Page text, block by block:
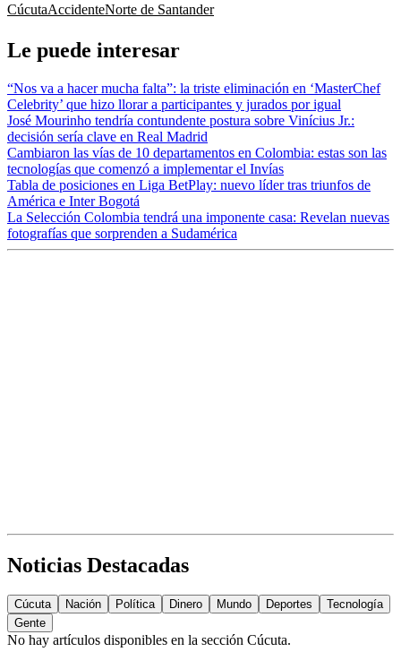
CúcutaAccidenteNorte de Santander
Le puede interesar
“Nos va a hacer mucha falta”: la triste eliminación en ‘MasterChef
Celebrity’ que hizo llorar a participantes y jurados por igual
José Mourinho tendría contundente postura sobre Vinícius Jr.:
decisión sería clave en Real Madrid
Cambiaron las vías de 10 departamentos en Colombia: estas son las
tecnologías que comenzó a implementar el Invías
Tabla de posiciones en Liga BetPlay: nuevo líder tras triunfos de
América e Inter Bogotá
La Selección Colombia tendrá una imponente casa: Revelan nuevas
fotografías que sorprenden a Sudamérica
Noticias Destacadas
Cúcuta Nación Política Dinero Mundo Deportes
Tecnología
Gente
No hay artículos disponibles en la sección Cúcuta.